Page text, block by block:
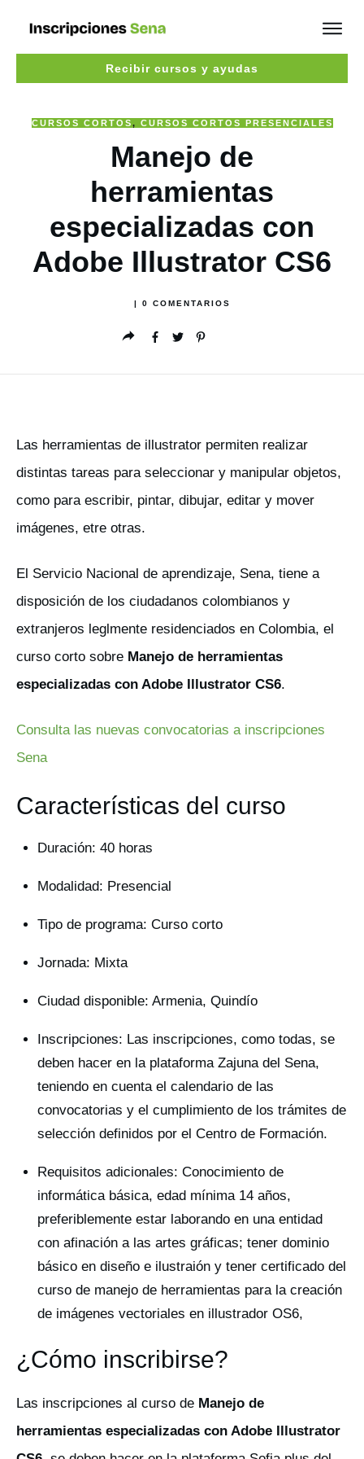
Recibir cursos y ayudas
CURSOS CORTOS, CURSOS CORTOS PRESENCIALES
Manejo de
herramientas
especializadas con
Adobe Illustrator CS6
0 COMENTARIOS
Las herramientas de illustrator permiten realizar
distintas tareas para seleccionar y manipular objetos,
como para escribir, pintar, dibujar, editar y mover
imágenes, etre otras.
El Servicio Nacional de aprendizaje, Sena, tiene a
disposición de los ciudadanos colombianos y
extranjeros leglmente residenciados en Colombia, el
curso corto sobre Manejo de herramientas
especializadas con Adobe Illustrator CS6.
Consulta las nuevas convocatorias a inscripciones
Sena
Características del curso
Duración: 40 horas
Modalidad: Presencial
Tipo de programa: Curso corto
Jornada: Mixta
Ciudad disponible: Armenia, Quindío
Inscripciones: Las inscripciones, como todas, se
deben hacer en la plataforma Zajuna del Sena,
teniendo en cuenta el calendario de las
convocatorias y el cumplimiento de los trámites de
selección definidos por el Centro de Formación.
Requisitos adicionales: Conocimiento de
informática básica, edad mínima 14 años,
preferiblemente estar laborando en una entidad
con afinación a las artes gráficas; tener dominio
básico en diseño e ilustraión y tener certificado del
curso de manejo de herramientas para la creación
de imágenes vectoriales en illustrador OS6,
¿Cómo inscribirse?
Las inscripciones al curso de Manejo de
herramientas especializadas con Adobe Illustrator